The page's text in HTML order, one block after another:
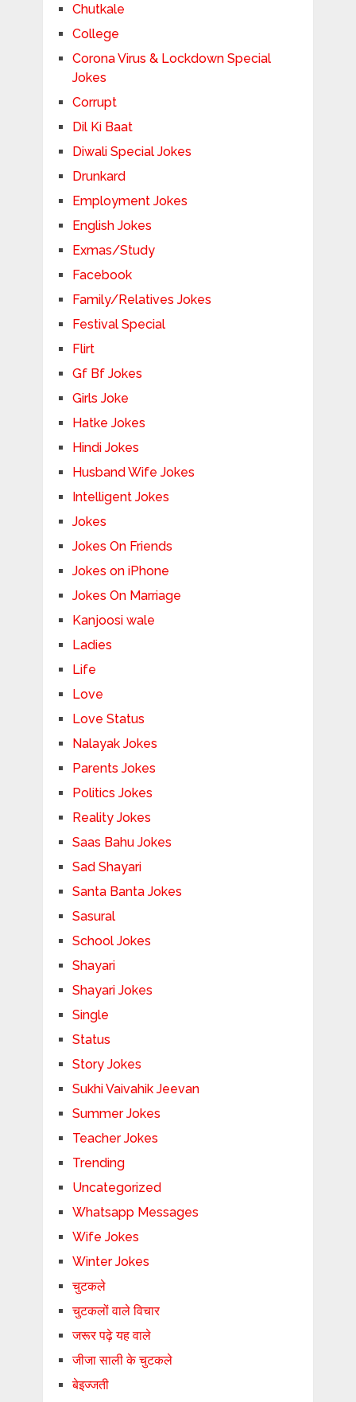
Chutkale
College
Corona Virus & Lockdown Special
Jokes
Corrupt
Dil Ki Baat
Diwali Special Jokes
Drunkard
Employment Jokes
English Jokes
Exmas/Study
Facebook
Family/Relatives Jokes
Festival Special
Flirt
Gf Bf Jokes
Girls Joke
Hatke Jokes
Hindi Jokes
Husband Wife Jokes
Intelligent Jokes
Jokes
Jokes On Friends
Jokes on iPhone
Jokes On Marriage
Kanjoosi wale
Ladies
Life
Love
Love Status
Nalayak Jokes
Parents Jokes
Politics Jokes
Reality Jokes
Saas Bahu Jokes
Sad Shayari
Santa Banta Jokes
Sasural
School Jokes
Shayari
Shayari Jokes
Single
Status
Story Jokes
Sukhi Vaivahik Jeevan
Summer Jokes
Teacher Jokes
Trending
Uncategorized
Whatsapp Messages
Wife Jokes
Winter Jokes
चुटकले
चुटकलों वाले विचार
जरूर पढ़े यह वाले
जीजा साली के चुटकले
बेइज्जती